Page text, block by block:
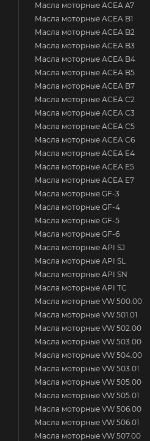
Масла моторные ACEA A7
Масла моторные ACEA B1
Масла моторные ACEA B2
Масла моторные ACEA B3
Масла моторные ACEA B4
Масла моторные ACEA B5
Масла моторные ACEA B7
Масла моторные ACEA C2
Масла моторные ACEA C3
Масла моторные ACEA C5
Масла моторные ACEA C6
Масла моторные ACEA E4
Масла моторные ACEA E5
Масла моторные ACEA E7
Масла моторные GF-3
Масла моторные GF-4
Масла моторные GF-5
Масла моторные GF-6
Масла моторные API SJ
Масла моторные API SL
Масла моторные API SN
Масла моторные API TC
Масла моторные VW 500.00
Масла моторные VW 501.01
Масла моторные VW 502.00
Масла моторные VW 503.00
Масла моторные VW 504.00
Масла моторные VW 503.01
Масла моторные VW 505.00
Масла моторные VW 505.01
Масла моторные VW 506.00
Масла моторные VW 506.01
Масла моторные VW 507.00